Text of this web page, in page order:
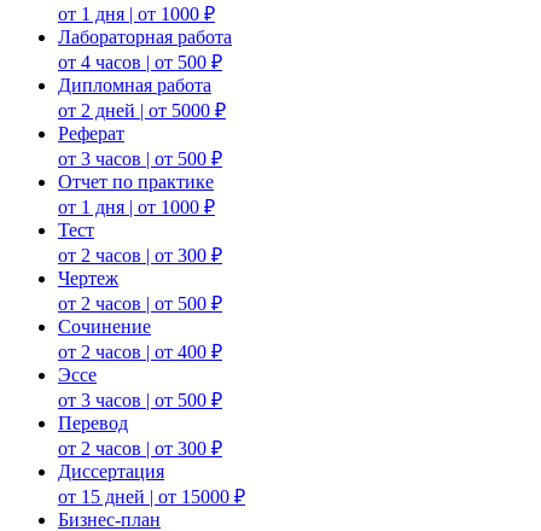
от 1 дня | от 1000 ₽
Лабораторная работа
от 4 часов | от 500 ₽
Дипломная работа
от 2 дней | от 5000 ₽
Реферат
от 3 часов | от 500 ₽
Отчет по практике
от 1 дня | от 1000 ₽
Тест
от 2 часов | от 300 ₽
Чертеж
от 2 часов | от 500 ₽
Сочинение
от 2 часов | от 400 ₽
Эссе
от 3 часов | от 500 ₽
Перевод
от 2 часов | от 300 ₽
Диссертация
от 15 дней | от 15000 ₽
Бизнес-план